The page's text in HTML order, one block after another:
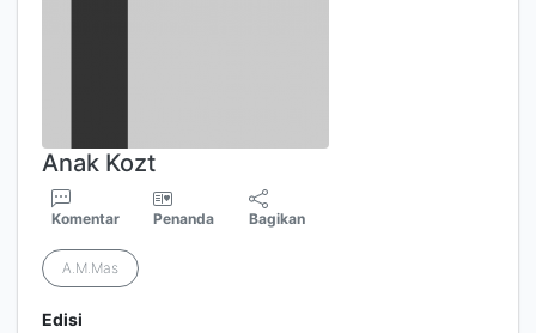
Anak Kozt
Komentar Penanda Bagikan
A.M.Mas
Edisi